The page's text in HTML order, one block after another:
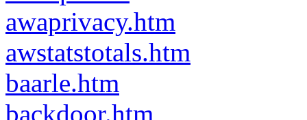
awaprivacy.htm
awstatstotals.htm
baarle.htm
backdoor.htm